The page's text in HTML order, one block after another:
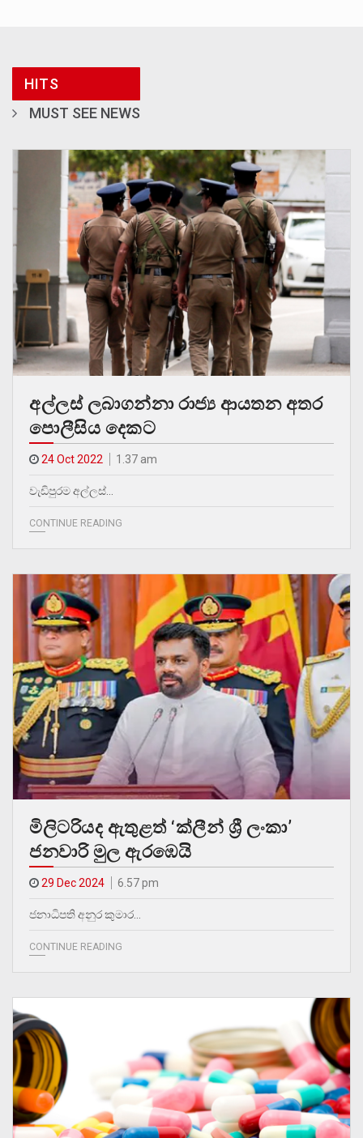
HITS
MUST SEE NEWS
අල්ලස් ලබාගන්නා රාජ්‍ය ආයතන අතර
පොලීසිය දෙකට
24 Oct 2022 1.37 am
වැඩිපුරම අල්ලස්…
CONTINUE READING
මිලිටරියද ඇතුළත් ‘ක්ලීන් ශ්‍රී ලංකා’
ජනවාරි මුල ඇරඹෙයි
29 Dec 2024 6.57 pm
ජනාධිපති අනුර කුමාර…
CONTINUE READING